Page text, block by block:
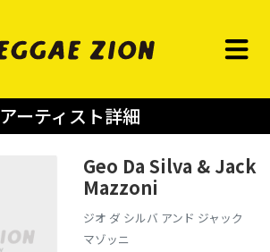
アーティスト詳細
Geo Da Silva & Jack
Mazzoni
ジオ ダ シルバ アンド ジャック
マゾッニ